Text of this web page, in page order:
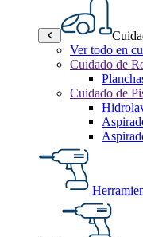
Ver todo en
Cuidado de
Cuidado de